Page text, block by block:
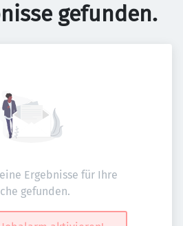
gefunden.
Ergebnisse für Ihre
gefunden.